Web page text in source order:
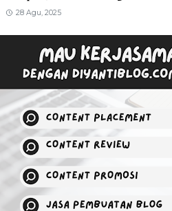
28 Agu, 2025